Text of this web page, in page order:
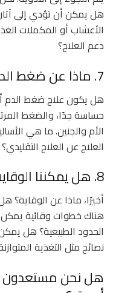
هل يمكن أن تؤدي إلى
الأعشاب أو المكملات
دعم العلاج؟
7. ماذا عن ضغط الدم لدى الحوامل؟
هل يكون علاج ضغط الدم
حساسة جدًا، والضغط
الأم والجنين. ما هي
العلاج عن العلاج التقليدي؟
8. هل يمكننا الوقاية من اضطرابات الضغط؟
أخيرًا، ماذا عن الوقاية؟
هناك خطوات وقائية
الحدود الطبيعية؟ هل
نصائح مثل التغذية
هل نحن